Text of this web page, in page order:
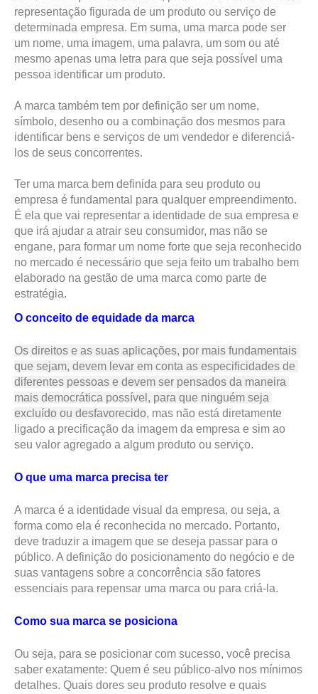
representação figurada de um produto ou serviço de
determinada empresa. Em suma, uma marca pode ser
um nome, uma imagem, uma palavra, um som ou até
mesmo apenas uma letra para que seja possível uma
pessoa identificar um produto.
A marca também tem por definição ser um nome,
símbolo, desenho ou a combinação dos mesmos para
identificar bens e serviços de um vendedor e diferenciá-
los de seus concorrentes.
Ter uma marca bem definida para seu produto ou
empresa é fundamental para qualquer empreendimento.
É ela que vai representar a identidade de sua empresa e
que irá ajudar a atrair seu consumidor, mas não se
engane, para formar um nome forte que seja reconhecido
no mercado é necessário que seja feito um trabalho bem
elaborado na gestão de uma marca como parte de
estratégia.
O conceito de equidade da marca
Os direitos e as suas aplicações, por mais fundamentais
que sejam, devem levar em conta as especificidades de
diferentes pessoas e devem ser pensados da maneira
mais democrática possível, para que ninguém seja
excluído ou desfavorecido, mas não está diretamente
ligado a precificação da imagem da empresa e sim ao
seu valor agregado a algum produto ou serviço.
O que uma marca precisa ter
A marca é a identidade visual da empresa, ou seja, a
forma como ela é reconhecida no mercado. Portanto,
deve traduzir a imagem que se deseja passar para o
público. A definição do posicionamento do negócio e de
suas vantagens sobre a concorrência são fatores
essenciais para repensar uma marca ou para criá-la.
Como sua marca se posiciona
Ou seja, para se posicionar com sucesso, você precisa
saber exatamente: Quem é seu público-alvo nos mínimos
detalhes. Quais dores seu produto resolve e quais